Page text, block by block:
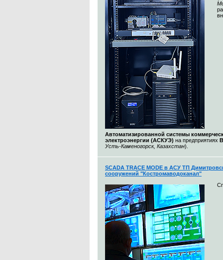
Автоматизированной системы
электроэнергии (АСКУЭ) на предприятиях
Усть-Каменогорск, Казахстан).
SCADA TRACE MODE в АСУ ТП
сооружений "Костромаводоканал"